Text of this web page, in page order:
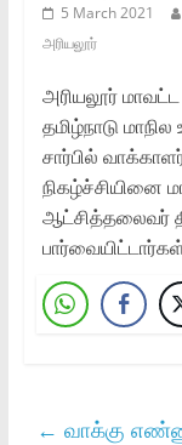
5 March 2021
அரியலூர்
அரியலூர்‌
தமிழ்நாடு
சார்பில்‌
நிகழ்ச்சியினை
ஆட்சித்தலைவர்‌
← வாக்கு